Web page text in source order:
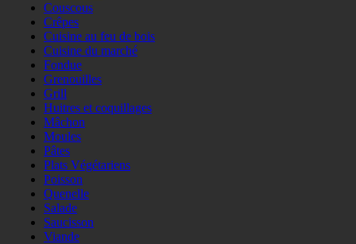
Couscous
Crêpes
Cuisine au feu de bois
Cuisine du marché
Fondue
Grenouilles
Grill
Huitres et coquillages
Mâchon
Moules
Pâtes
Plats Végétariens
Poisson
Quenelle
Salade
Saucisson
Viande